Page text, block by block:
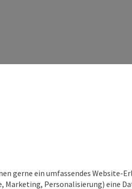
gerne ein umfassendes Website-
Marketing, Personalisierung) eine